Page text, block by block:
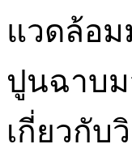
แวดล้อ
ปูนฉาบม
เกี่ยวกับ